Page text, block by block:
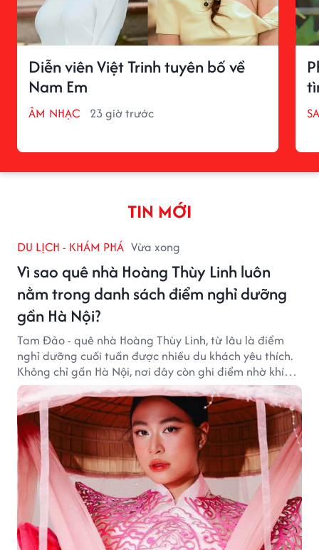
Diễn viên Việt Trinh tuyên bố về
Nam Em
ÂM NHẠC 23 giờ trước
TIN MỚI
DU LỊCH - KHÁM PHÁ Vừa xong
Vì sao quê nhà Hoàng Thùy Linh luôn
nằm trong danh sách điểm nghỉ dưỡng
gần Hà Nội?
Tam Đảo - quê nhà Hoàng Thùy Linh, từ lâu là điểm
nghỉ dưỡng cuối tuần được nhiều du khách yêu thích.
Không chỉ gần Hà Nội, nơi đây còn ghi điểm nhờ khí
hậu mát mẻ, cảnh sắc thơ mộng và không gian yên
bình giữa núi rừng.